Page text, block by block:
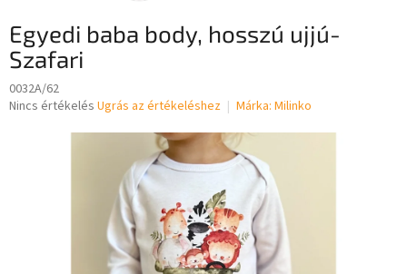
Egyedi baba body, hosszú ujjú-
Szafari
0032A/62
A
Nincs értékelés Ugrás az értékeléshez Márka: Milinko